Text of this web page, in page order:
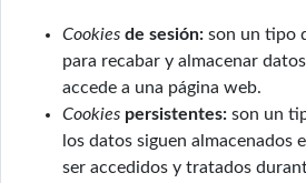
Cookies de sesión: son un tipo
para recabar y almacenar
accede a una página web.
Cookies persistentes: son un
los datos siguen almacenados
ser accedidos y tratados